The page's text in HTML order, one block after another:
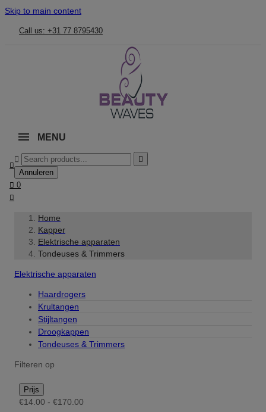
Skip to main content
Call us: +31 77 8795430
MENU



Annuleren
 0

Home
Kapper
Elektrische apparaten
Tondeuses & Trimmers
Elektrische apparaten
Haardrogers
Krultangen
Stijltangen
Droogkappen
Tondeuses & Trimmers
Filteren op
Prijs
€14.00 - €170.00